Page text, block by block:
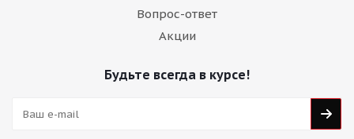
Вопрос-ответ
Акции
Будьте всегда в курсе!